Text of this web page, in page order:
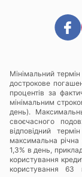
Мінімальний
дострокове
процентів за
мінімальним
день).
своєчасного
відповідний
максимальна
1,3% в день,
користування
користування 63